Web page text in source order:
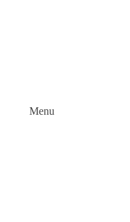
Menu